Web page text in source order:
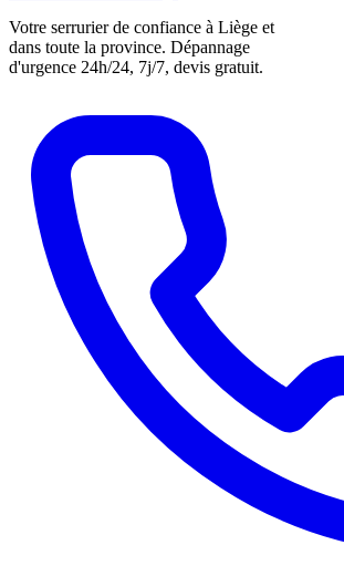
Votre serrurier de confiance à Liège et
dans toute la province. Dépannage
d'urgence 24h/24, 7j/7, devis gratuit.